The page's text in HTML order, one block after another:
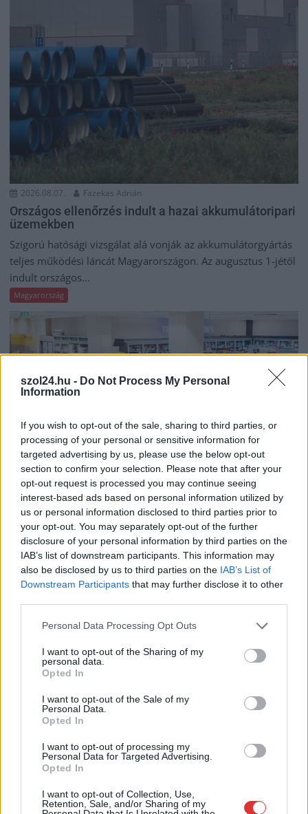
szol24.hu - Do Not Process My Personal
Information
If you wish to opt-out of the sale, sharing to third parties, or
processing of your personal or sensitive information for
targeted advertising by us, please use the below opt-out
section to confirm your selection. Please note that after your
opt-out request is processed you may continue seeing
interest-based ads based on personal information utilized by
us or personal information disclosed to third parties prior to
your opt-out. You may separately opt-out of the further
disclosure of your personal information by third parties on the
IAB’s list of downstream participants. This information may
also be disclosed by us to third parties on the IAB’s List of
Downstream Participants that may further disclose it to other
Please note that this website/app uses one or more Google
not limited to your visit or usage behaviour. You may click to
grant or deny consent to Google and its third-party tags to
use your data for below specified purposes in below Google
consent section.
Personal Data Processing Opt Outs
I want to opt-out of the Sharing of my
personal data.
Opted In
I want to opt-out of the Sale of my
Personal Data.
Opted In
I want to opt-out of processing my
Personal Data for Targeted Advertising.
Opted In
I want to opt-out of Collection, Use,
Retention, Sale, and/or Sharing of my
2026.08.07. Fazekas Adrián
Országos ellenőrzés indult a hazai akkumulátoripari
üzemekben
Szigorú hatósági vizsgálat alá vonják az akkumulátorgyártás
teljes működési láncát Magyarországon. Az augusztus 1-jétől
indult országos...
Magyarország
2026.08.07. Fazekas Adrián
Az idei év leglassabb növekedését hozta a június a
kiskereskedelemben
Bár a hazai kiskereskedelmi forgalom idén júniusban is
bővülni tudott, a növekedési ütem jelentősen lelassult a...